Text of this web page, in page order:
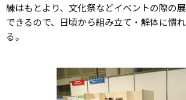
練はもとより、文化祭などイベントの際の
できるので、日頃から組み立て・解体に慣
る。